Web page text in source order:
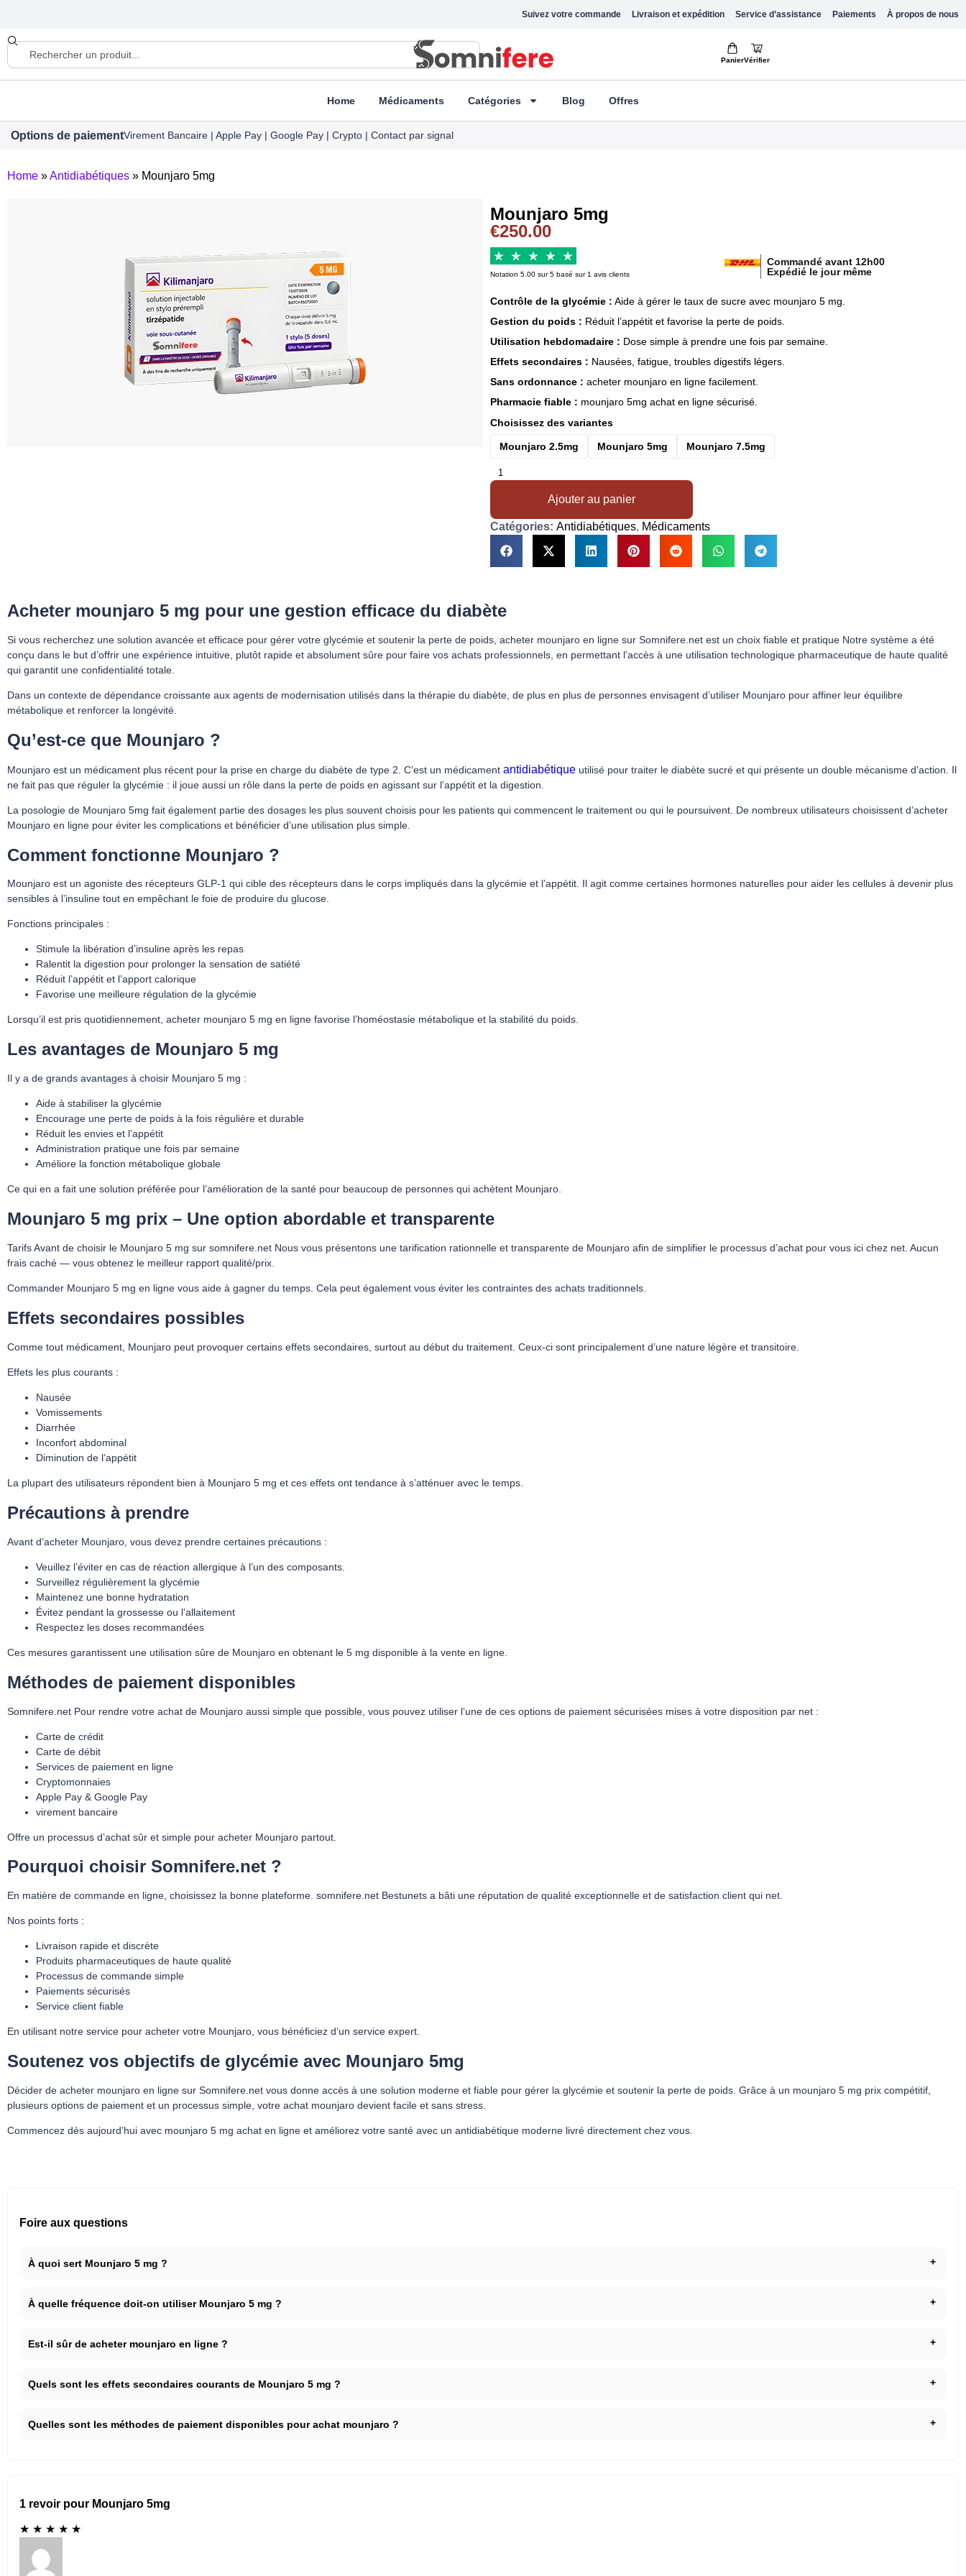
Suivez votre commande Livraison et expédition Service d’assistance Paiements À propos de nous
PanierVérifier
Home Médicaments Catégories Blog Offres
Options de paiementVirement Bancaire | Apple Pay | Google Pay | Crypto | Contact par signal
Home »Antidiabétiques » Mounjaro 5mg
Mounjaro 5mg
€250.00
Notation 5.00 sur 5 basé sur 1 avis clients
Commandé avant 12h00
Expédié le jour même
Contrôle de la glycémie : Aide à gérer le taux de sucre avec mounjaro 5 mg.
Gestion du poids : Réduit l’appétit et favorise la perte de poids.
Utilisation hebdomadaire : Dose simple à prendre une fois par semaine.
Effets secondaires : Nausées, fatigue, troubles digestifs légers.
Sans ordonnance : acheter mounjaro en ligne facilement.
Pharmacie fiable : mounjaro 5mg achat en ligne sécurisé.
Choisissez des variantes
Mounjaro 2.5mg Mounjaro 5mg Mounjaro 7.5mg
Ajouter au panier
Catégories: Antidiabétiques, Médicaments
Acheter mounjaro​ 5 mg pour une gestion efficace du diabète
Si vous recherchez une solution avancée et efficace pour gérer votre glycémie et soutenir la perte de poids, acheter mounjaro​ en ligne sur Somnifere.net est un choix fiable et pratique Notre système a été
conçu dans le but d’offrir une expérience intuitive, plutôt rapide et absolument sûre pour faire vos achats professionnels, en permettant l’accès à une utilisation technologique pharmaceutique de haute qualité
qui garantit une confidentialité totale.
Dans un contexte de dépendance croissante aux agents de modernisation utilisés dans la thérapie du diabète, de plus en plus de personnes envisagent d’utiliser Mounjaro pour affiner leur équilibre
métabolique et renforcer la longévité.
Qu’est-ce que Mounjaro ?
Mounjaro est un médicament plus récent pour la prise en charge du diabète de type 2. C’est un médicament antidiabétique utilisé pour traiter le diabète sucré et qui présente un double mécanisme d’action. Il
ne fait pas que réguler la glycémie : il joue aussi un rôle dans la perte de poids en agissant sur l’appétit et la digestion.
La posologie de Mounjaro 5mg fait également partie des dosages les plus souvent choisis pour les patients qui commencent le traitement ou qui le poursuivent. De nombreux utilisateurs choisissent d’acheter
Mounjaro en ligne pour éviter les complications et bénéficier d’une utilisation plus simple.
Comment fonctionne Mounjaro ?
Mounjaro est un agoniste des récepteurs GLP-1 qui cible des récepteurs dans le corps impliqués dans la glycémie et l’appétit. Il agit comme certaines hormones naturelles pour aider les cellules à devenir plus
sensibles à l’insuline tout en empêchant le foie de produire du glucose.
Fonctions principales :
Stimule la libération d’insuline après les repas
Ralentit la digestion pour prolonger la sensation de satiété
Réduit l’appétit et l’apport calorique
Favorise une meilleure régulation de la glycémie
Lorsqu’il est pris quotidiennement, acheter mounjaro​ 5 mg en ligne favorise l’homéostasie métabolique et la stabilité du poids.
Les avantages de Mounjaro 5 mg
Il y a de grands avantages à choisir Mounjaro 5 mg :
Aide à stabiliser la glycémie
Encourage une perte de poids à la fois régulière et durable
Réduit les envies et l’appétit
Administration pratique une fois par semaine
Améliore la fonction métabolique globale
Ce qui en a fait une solution préférée pour l’amélioration de la santé pour beaucoup de personnes qui achètent Mounjaro.
Mounjaro 5 mg prix – Une option abordable et transparente
Tarifs Avant de choisir le Mounjaro 5 mg sur somnifere.net Nous vous présentons une tarification rationnelle et transparente de Mounjaro afin de simplifier le processus d’achat pour vous ici chez net. Aucun
frais caché — vous obtenez le meilleur rapport qualité/prix.
Commander Mounjaro 5 mg en ligne vous aide à gagner du temps. Cela peut également vous éviter les contraintes des achats traditionnels.
Effets secondaires possibles
Comme tout médicament, Mounjaro peut provoquer certains effets secondaires, surtout au début du traitement. Ceux-ci sont principalement d’une nature légère et transitoire.
Effets les plus courants :
Nausée
Vomissements
Diarrhée
Inconfort abdominal
Diminution de l’appétit
La plupart des utilisateurs répondent bien à Mounjaro 5 mg et ces effets ont tendance à s’atténuer avec le temps.
Précautions à prendre
Avant d’acheter Mounjaro, vous devez prendre certaines précautions :
Veuillez l’éviter en cas de réaction allergique à l’un des composants.
Surveillez régulièrement la glycémie
Maintenez une bonne hydratation
Évitez pendant la grossesse ou l’allaitement
Respectez les doses recommandées
Ces mesures garantissent une utilisation sûre de Mounjaro en obtenant le 5 mg disponible à la vente en ligne.
Méthodes de paiement disponibles
Somnifere.net Pour rendre votre achat de Mounjaro aussi simple que possible, vous pouvez utiliser l’une de ces options de paiement sécurisées mises à votre disposition par net :
Carte de crédit
Carte de débit
Services de paiement en ligne
Cryptomonnaies
Apple Pay & Google Pay
virement bancaire
Offre un processus d’achat sûr et simple pour acheter Mounjaro partout.
Pourquoi choisir Somnifere.net ?
En matière de commande en ligne, choisissez la bonne plateforme. somnifere.net Bestunets a bâti une réputation de qualité exceptionnelle et de satisfaction client qui net.
Nos points forts :
Livraison rapide et discrète
Produits pharmaceutiques de haute qualité
Processus de commande simple
Paiements sécurisés
Service client fiable
En utilisant notre service pour acheter votre Mounjaro, vous bénéficiez d’un service expert.
Soutenez vos objectifs de glycémie avec Mounjaro 5mg
Décider de acheter mounjaro​ en ligne sur Somnifere.net vous donne accès à une solution moderne et fiable pour gérer la glycémie et soutenir la perte de poids. Grâce à un mounjaro 5 mg prix compétitif,
plusieurs options de paiement et un processus simple, votre achat mounjaro devient facile et sans stress.
Commencez dès aujourd’hui avec mounjaro 5 mg achat en ligne et améliorez votre santé avec un antidiabétique moderne livré directement chez vous.
Foire aux questions
À quoi sert Mounjaro 5 mg ?
À quelle fréquence doit-on utiliser Mounjaro 5 mg ?
Est-il sûr de acheter mounjaro en ligne ?
Quels sont les effets secondaires courants de Mounjaro 5 mg ?
Quelles sont les méthodes de paiement disponibles pour achat mounjaro ?
1 revoir pour Mounjaro 5mg
★ ★ ★ ★ ★